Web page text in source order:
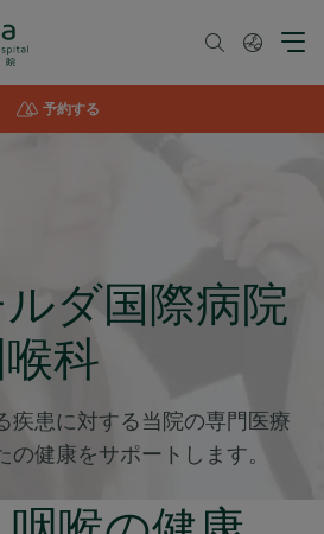
予約する
ダ国際病院
科
疾患に対する当院の専門医療
健康をサポートします。